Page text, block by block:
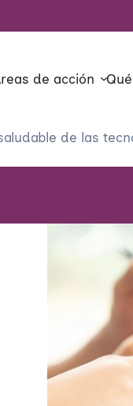
de acción
de las